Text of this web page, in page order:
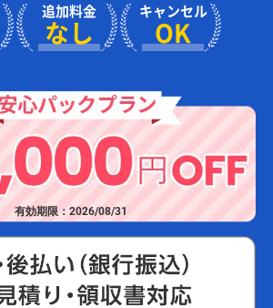
追加料金
なし
キャンセル
OK
有効期限：2026/08/31